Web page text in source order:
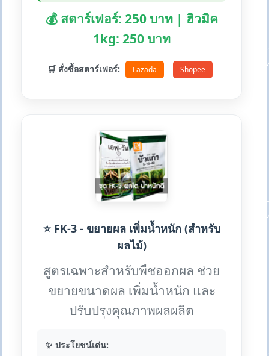
💰 สตาร์เฟอร์: 250 บาท | ฮิวมิค
1kg: 250 บาท
🛒 สั่งซื้อสตาร์เฟอร์: Lazada Shopee
⭐ FK-3 - ขยายผล เพิ่มน้ำหนัก (สำหรับ
ผลไม้)
สูตรเฉพาะสำหรับพืชออกผล ช่วย
ขยายขนาดผล เพิ่มน้ำหนัก และ
ปรับปรุงคุณภาพผลผลิต
✨ ประโยชน์เด่น: